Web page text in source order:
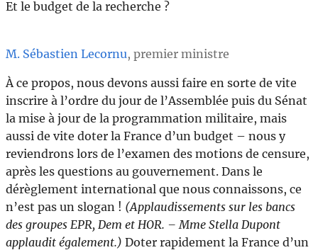
Et le budget de la recherche ?
M. Sébastien Lecornu, premier ministre
À ce propos, nous devons aussi faire en sorte de vite
inscrire à l’ordre du jour de l’Assemblée puis du Sénat
la mise à jour de la programmation militaire, mais
aussi de vite doter la France d’un budget – nous y
reviendrons lors de l’examen des motions de censure,
après les questions au gouvernement. Dans le
dérèglement international que nous connaissons, ce
n’est pas un slogan ! (Applaudissements sur les bancs
des groupes EPR, Dem et HOR. – Mme Stella Dupont
applaudit également.) Doter rapidement la France d’un